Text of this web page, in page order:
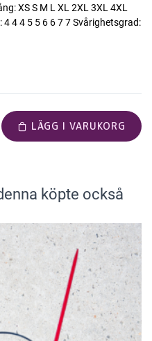
XS S M L XL 2XL 3XL 4XL
4 4 5 5 6 6 7 7 Svårighetsgrad:
LÄGG I VARUKORG
köpte också